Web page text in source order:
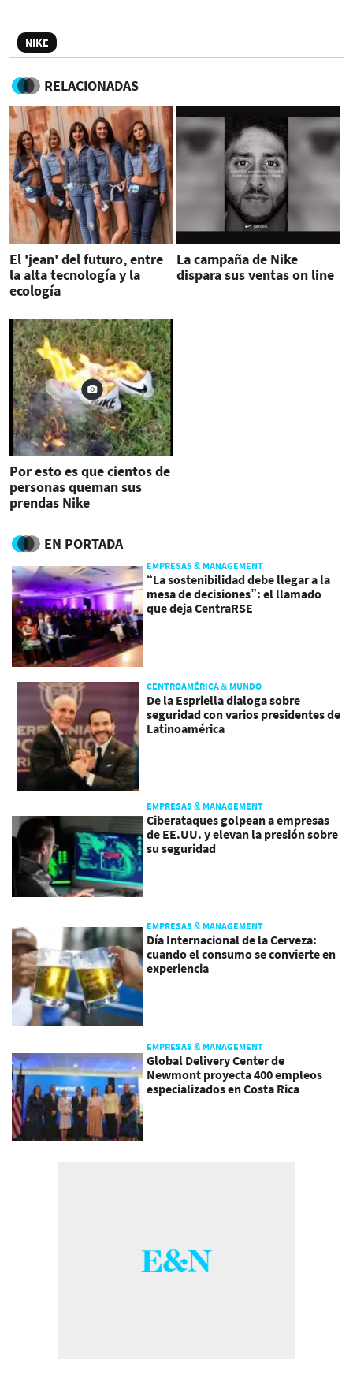
NIKE
RELACIONADAS
El 'jean' del futuro, entre
la alta tecnología y la
ecología
La campaña de Nike
dispara sus ventas on line
Por esto es que cientos de
personas queman sus
prendas Nike
EN PORTADA
EMPRESAS & MANAGEMENT
“La sostenibilidad debe llegar a la
mesa de decisiones”: el llamado
que deja CentraRSE
CENTROAMÉRICA & MUNDO
De la Espriella dialoga sobre
seguridad con varios presidentes de
Latinoamérica
EMPRESAS & MANAGEMENT
Ciberataques golpean a empresas
de EE.UU. y elevan la presión sobre
su seguridad
EMPRESAS & MANAGEMENT
Día Internacional de la Cerveza:
cuando el consumo se convierte en
experiencia
EMPRESAS & MANAGEMENT
Global Delivery Center de
Newmont proyecta 400 empleos
especializados en Costa Rica